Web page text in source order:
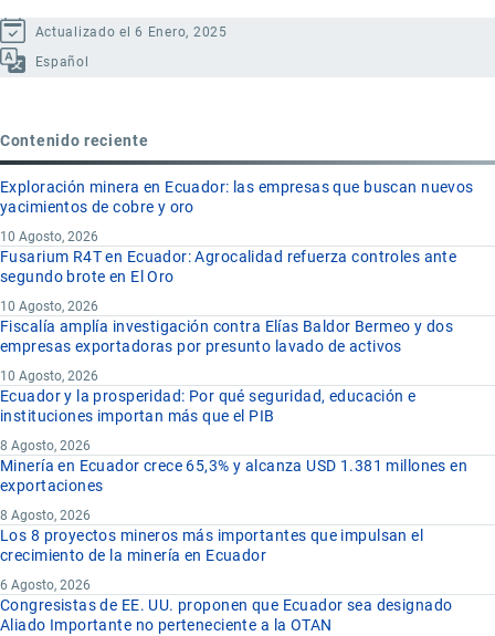
Actualizado el 6 Enero, 2025
Español
Contenido reciente
Exploración minera en Ecuador: las empresas que buscan nuevos
yacimientos de cobre y oro
10 Agosto, 2026
Fusarium R4T en Ecuador: Agrocalidad refuerza controles ante
segundo brote en El Oro
10 Agosto, 2026
Fiscalía amplía investigación contra Elías Baldor Bermeo y dos
empresas exportadoras por presunto lavado de activos
10 Agosto, 2026
Ecuador y la prosperidad: Por qué seguridad, educación e
instituciones importan más que el PIB
8 Agosto, 2026
Minería en Ecuador crece 65,3% y alcanza USD 1.381 millones en
exportaciones
8 Agosto, 2026
Los 8 proyectos mineros más importantes que impulsan el
crecimiento de la minería en Ecuador
6 Agosto, 2026
Congresistas de EE. UU. proponen que Ecuador sea designado
Aliado Importante no perteneciente a la OTAN